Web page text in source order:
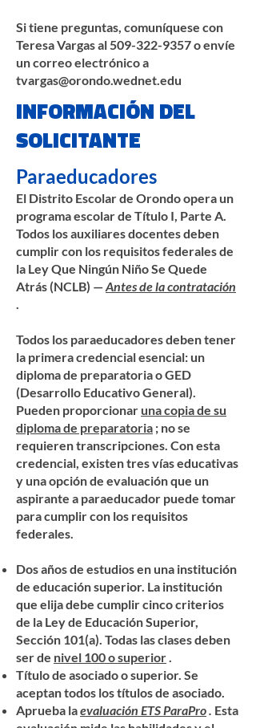
Si tiene preguntas, comuníquese con
Teresa Vargas al509-322-9357o envíe
un correo electrónico a
tvargas@orondo.wednet.edu
INFORMACIÓN DEL
SOLICITANTE
Paraeducadores
El Distrito Escolar de Orondo opera un
programa escolar de Título I, Parte A.
Todos los auxiliares docentes deben
cumplir con los requisitos federales de
la Ley Que Ningún Niño Se Quede
Atrás (NCLB) —Antes de la contratación
.
Todos los paraeducadores deben tener
la primera credencial esencial: un
diploma de preparatoria o GED
(Desarrollo Educativo General).
Pueden proporcionar una copia de su
diploma de preparatoria ; no se
requieren transcripciones. Con esta
credencial, existen tres vías educativas
y una opción de evaluación que un
aspirante a paraeducador puede tomar
para cumplir con los requisitos
federales.
Dos años de estudios en una institución
de educación superior. La institución
que elija debe cumplir cinco criterios
de la Ley de Educación Superior,
Sección 101(a). Todas las clases deben
ser de nivel 100 o superior.
Título de asociado o superior. Se
aceptan todos los títulos de asociado.
Aprueba laevaluación ETS ParaPro. Esta